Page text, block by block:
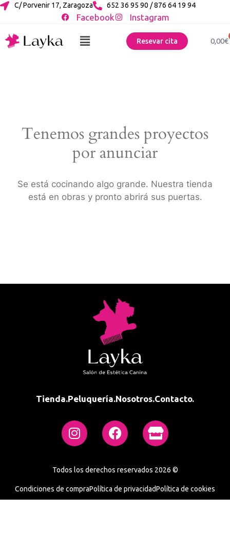
C/ Porvenir 17, Zaragoza 652 36 95 90 / 876 64 19 94
Facebook Instagram
Resevar cita 0,00€
Tenemos grandes proyectos
por anunciar
Se está cocinando algo grande. Nuestra tienda
está en obras y pronto abrirá sus puertas.
Tienda.Peluquería.Nosotros.Contacto.
Todos los derechos reservados 2026 ©
Condiciones de compraPolítica de privacidadPolítica de cookies